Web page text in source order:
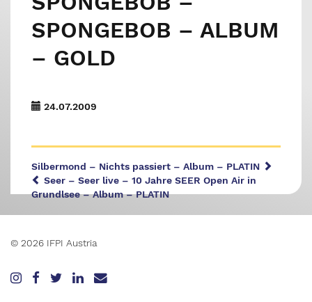
SPONGEBOB – ALBUM
– GOLD
24.07.2009
Silbermond – Nichts passiert – Album – PLATIN
Seer – Seer live – 10 Jahre SEER Open Air in
Grundlsee – Album – PLATIN
© 2026 IFPI Austria